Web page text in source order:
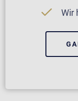
Wir